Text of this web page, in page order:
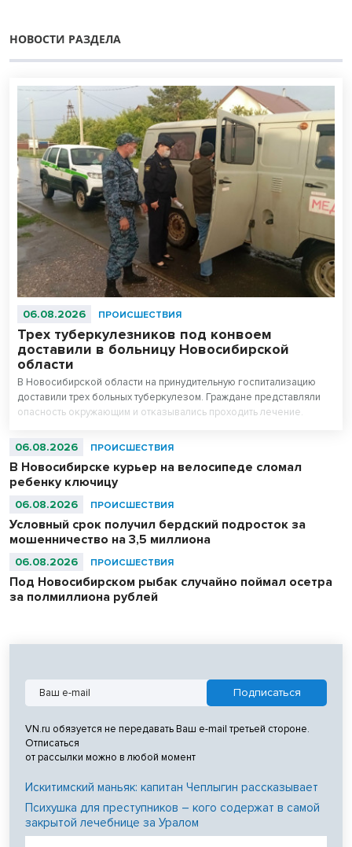
НОВОСТИ РАЗДЕЛА
06.08.2026 ПРОИСШЕСТВИЯ
Трех туберкулезников под конвоем
доставили в больницу Новосибирской
области
В Новосибирской области на принудительную госпитализацию
доставили трех больных туберкулезом. Граждане представляли
опасность окружающим и отказывались проходить лечение.
06.08.2026 ПРОИСШЕСТВИЯ
В Новосибирске курьер на велосипеде сломал
ребенку ключицу
06.08.2026 ПРОИСШЕСТВИЯ
Условный срок получил бердский подросток за
мошенничество на 3,5 миллиона
06.08.2026 ПРОИСШЕСТВИЯ
Под Новосибирском рыбак случайно поймал осетра
за полмиллиона рублей
VN.ru обязуется не передавать Ваш e-mail третьей стороне.
Отписаться
от рассылки можно в любой момент
Искитимский маньяк: капитан Чеплыгин рассказывает
Психушка для преступников – кого содержат в самой
закрытой лечебнице за Уралом